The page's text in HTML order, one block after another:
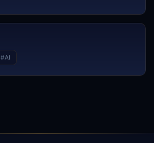
#AI